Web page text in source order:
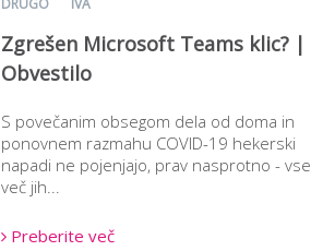
DRUGO IVA
Zgrešen Microsoft Teams klic? |
Obvestilo
S povečanim obsegom dela od doma in
ponovnem razmahu COVID-19 hekerski
napadi ne pojenjajo, prav nasprotno - vse
več jih...
Preberite več